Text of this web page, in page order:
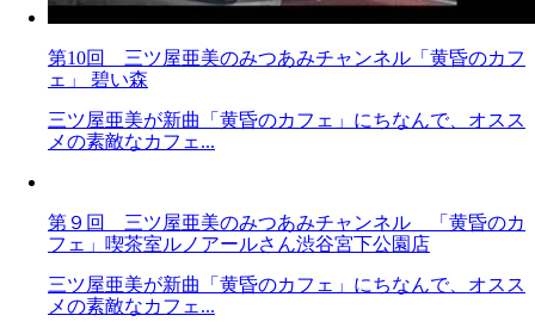
第10回 三ツ屋亜美のみつあみチャンネル「黄昏のカフ
ェ」 碧い森
三ツ屋亜美が新曲「黄昏のカフェ」にちなんで、オスス
メの素敵なカフェ...
第９回 三ツ屋亜美のみつあみチャンネル 「黄昏のカ
フェ」喫茶室ルノアールさん渋谷宮下公園店
三ツ屋亜美が新曲「黄昏のカフェ」にちなんで、オスス
メの素敵なカフェ...